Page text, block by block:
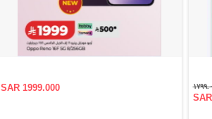
SAR 1999.000